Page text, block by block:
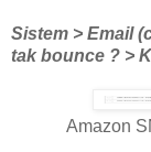
Sistem > Email
tak bounce ? >
Amazon